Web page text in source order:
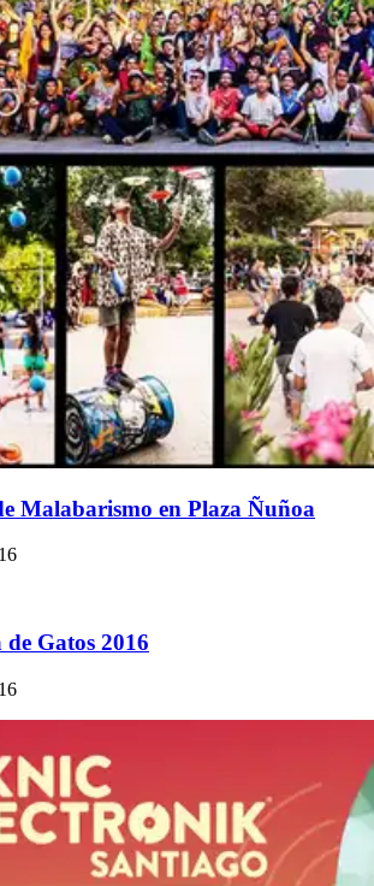
Malabarismo en Plaza Ñuñoa
Gatos 2016